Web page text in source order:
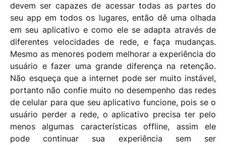
devem ser capazes de acessar todas as partes do
seu app em todos os lugares, então dê uma olhada
em seu aplicativo e como ele se adapta através de
diferentes velocidades de rede, e faça mudanças.
Mesmo as menores podem melhorar a experiência do
usuário e fazer uma grande diferença na retenção.
Não esqueça que a internet pode ser muito instável,
portanto não confie muito no desempenho das redes
de celular para que seu aplicativo funcione, pois se o
usuário perder a rede, o aplicativo precisa ter pelo
menos algumas características offline, assim ele
pode continuar sua experiência sem ser